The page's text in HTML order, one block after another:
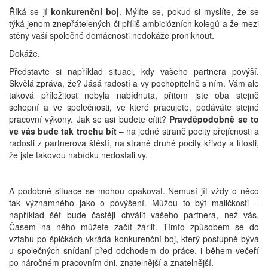
Říká se jíkonkurenční boj. Mýlíte se, pokud si myslíte, že se
týká jenom znepřátelených či příliš ambiciózních kolegů a že mezi
stěny vaší společné domácnosti nedokáže proniknout.
Dokáže.
Představte si například situaci, kdy vašeho partnera povýší.
Skvělá zpráva, že? Jásá radostí a vy pochopitelně s ním. Vám ale
taková příležitost nebyla nabídnuta, přitom jste oba stejně
schopní a ve společnosti, ve které pracujete, podáváte stejné
pracovní výkony. Jak se asi budete cítit? Pravděpodobně se to
ve vás bude tak trochu bít– na jedné straně pocity přejícnosti a
radosti z partnerova štěstí, na straně druhé pocity křivdy a lítosti,
že jste takovou nabídku nedostali vy.
A podobné situace se mohou opakovat. Nemusí jít vždy o něco
tak významného jako o povýšení. Můžou to být maličkosti –
například šéf bude častěji chválit vašeho partnera, než vás.
Časem na něho můžete začít žárlit. Tímto způsobem se do
vztahu po špičkách vkrádá konkurenční boj, který postupně bývá
u společných snídaní před odchodem do práce, i během večeří
po náročném pracovním dni, znatelnější a znatelnější.